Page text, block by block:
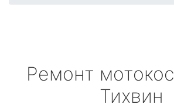
Ремонт мотокос
Тихвин